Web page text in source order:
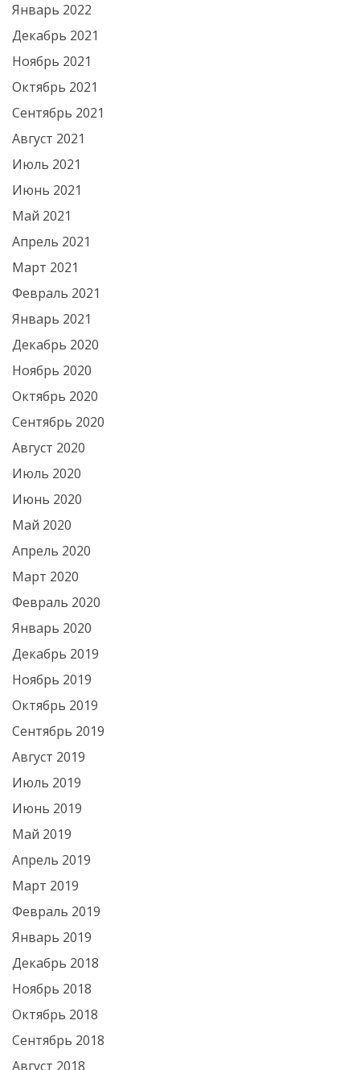
Январь 2022
Декабрь 2021
Ноябрь 2021
Октябрь 2021
Сентябрь 2021
Август 2021
Июль 2021
Июнь 2021
Май 2021
Апрель 2021
Март 2021
Февраль 2021
Январь 2021
Декабрь 2020
Ноябрь 2020
Октябрь 2020
Сентябрь 2020
Август 2020
Июль 2020
Июнь 2020
Май 2020
Апрель 2020
Март 2020
Февраль 2020
Январь 2020
Декабрь 2019
Ноябрь 2019
Октябрь 2019
Сентябрь 2019
Август 2019
Июль 2019
Июнь 2019
Май 2019
Апрель 2019
Март 2019
Февраль 2019
Январь 2019
Декабрь 2018
Ноябрь 2018
Октябрь 2018
Сентябрь 2018
Август 2018